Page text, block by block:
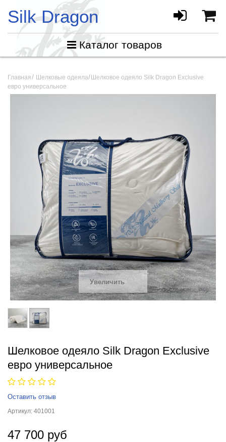
Silk Dragon
Каталог товаров
Главная Шелковые одеяла Шелковое одеяло Silk Dragon Exclusive
евро универсальное
Увеличить
Шелковое одеяло Silk Dragon Exclusive
евро универсальное
Оставить отзыв
Артикул: 401001
47 700 руб